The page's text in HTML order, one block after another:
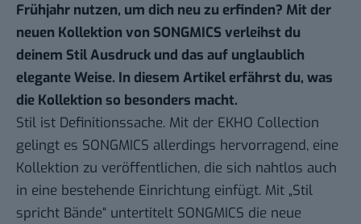
Frühjahr nutzen, um dich neu zu erfinden? Mit der
neuen Kollektion von SONGMICS verleihst du
deinem Stil Ausdruck und das auf unglaublich
elegante Weise. In diesem Artikel erfährst du, was
die Kollektion so besonders macht.
Stil ist Definitionssache. Mit der EKHO Collection
gelingt es SONGMICS allerdings hervorragend, eine
Kollektion zu veröffentlichen, die sich nahtlos auch
in eine bestehende Einrichtung einfügt. Mit „Stil
spricht Bände“ untertitelt SONGMICS die neue